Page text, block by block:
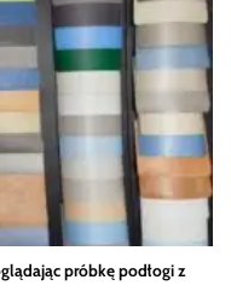
próbkę podłogi z